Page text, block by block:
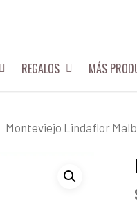
REGALOS MÁS
Monteviejo Lindaflor